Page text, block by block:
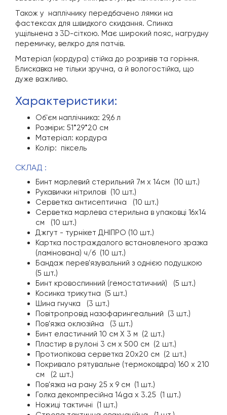
Також у наплічнику передбачено лямки на
фастексах для швидкого скидання. Спинка
ущільнена з 3D-сіткою. Має широкий пояс, нагрудну
перемичку, велкро для патчів.
Матеріал (кордура) стійка до розривів та горіння.
Блискавка не тільки зручна, а й вологостійка, що
дуже важливо.
характеристики:
Об'єм наплічника: 29,6 л
Розміри: 51*29*20 см
Матеріал: кордура
Колір: піксель
СКЛАД :
Бинт марлевий стерильний 7м х 14см (10 шт.)
Рукавички нітрилові (10 шт.)
Серветка антисептична (10 шт.)
Серветка марлева стерильна в упаковці 16х14
см (10 шт.)
Джгут - турнікет ДНІПРО (10 шт.)
Картка постраждалого встановленого зразка
(ламінована) ч/б (10 шт.)
Бандаж перев'язувальний з однією подушкою
(5 шт.)
Бинт кровоспинний (гемостатичний) (5 шт.)
Косинка трикутна (5 шт.)
Шина гнучка (3 шт.)
Повітропровід назофарингеальний (3 шт.)
Пов'язка оклюзійна (3 шт.)
Бинт еластичний 10 см Х 3 м (2 шт.)
Пластир в рулоні 3 см х 500 см (2 шт.)
Протиопікова серветка 20х20 см (2 шт.)
Покривало рятувальне (термоковдра) 160 х 210
см (2 шт.)
Пов'язка на рану 25 х 9 см (1 шт.)
Голка декомпресійна 14ga x 3.25 (1 шт.)
Ножиці тактичні (1 шт.)